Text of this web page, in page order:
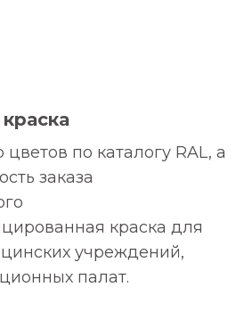
по каталогу RAL, а
заказа
краска для
учреждений,
палат.